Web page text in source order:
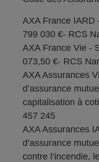
AXA France IARD
799 030 €- RCS
AXA France Vie -
073,50 €- RCS
AXA Assurances
d’assurance
capitalisation à
457 245
AXA Assurances
d’assurance
contre l’incendie,